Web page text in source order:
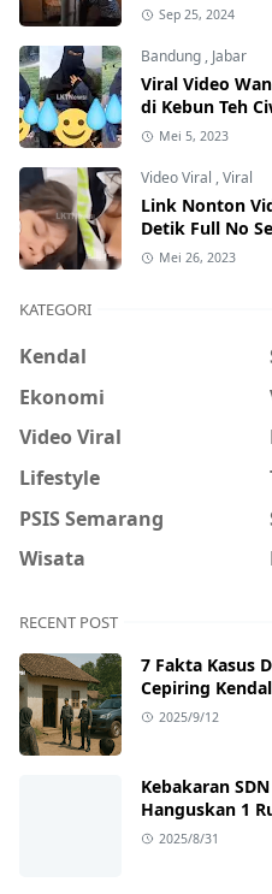
Internet, Hati-
Sep 25, 2024
Bandung , Jabar
Viral Video
di Kebun Teh
Mei 5, 2023
Video Viral ,Viral
Link Nonton
Detik Full No
Hati-Hati
Mei 26, 2023
KATEGORI
Kendal
Ekonomi
Video Viral
Lifestyle
PSIS Semarang
Wisata
RECENT POST
7 Fakta Kasus
Cepiring
Kronologi,
2025/9/12
Kebakaran
Hanguskan 1
2025/8/31